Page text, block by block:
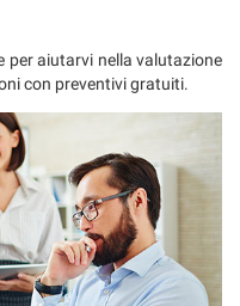
per aiutarvi nella valutazione
con preventivi gratuiti.